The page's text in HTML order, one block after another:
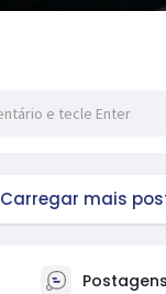
Carregar mais
Postagens